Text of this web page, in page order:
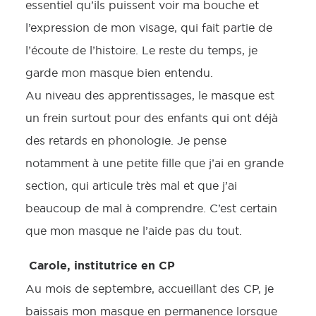
essentiel qu’ils puissent voir ma bouche et
l’expression de mon visage, qui fait partie de
l’écoute de l’histoire. Le reste du temps, je
garde mon masque bien entendu.
Au niveau des apprentissages, le masque est
un frein surtout pour des enfants qui ont déjà
des retards en phonologie. Je pense
notamment à une petite fille que j’ai en grande
section, qui articule très mal et que j’ai
beaucoup de mal à comprendre. C’est certain
que mon masque ne l’aide pas du tout.
Carole, institutrice en CP
Au mois de septembre, accueillant des CP, je
baissais mon masque en permanence lorsque